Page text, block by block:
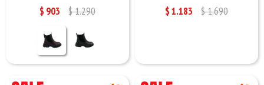
$ 903 $1.290 $1.183 $1.690